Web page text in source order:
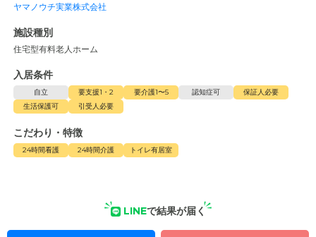
ヤマノウチ実業株式会社
施設種別
住宅型有料老人ホーム
入居条件
自立 要支援1・2 要介護1〜5 認知症可
保証人必要
生活保護可
引受人必要
こだわり・特徴
24時間看護 24時間介護 トイレ有居室
LINEで結果が届く